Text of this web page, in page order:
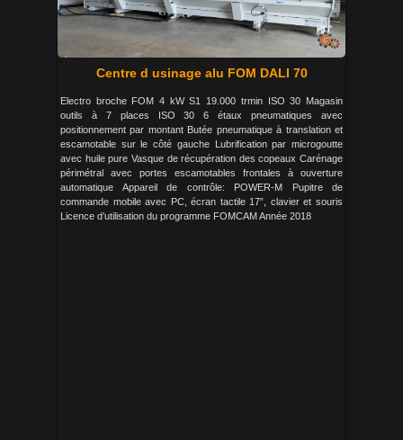
Centre d usinage alu FOM DALI 70
Electro broche FOM 4 kW S1 19.000 trmin ISO 30 Magasin
outils à 7 places ISO 30 6 étaux pneumatiques avec
positionnement par montant Butée pneumatique à translation et
escamotable sur le côté gauche Lubrification par microgoutte
avec huile pure Vasque de récupération des copeaux Carénage
périmétral avec portes escamotables frontales à ouverture
automatique Appareil de contrôle: POWER-M Pupitre de
commande mobile avec PC, écran tactile 17”, clavier et souris
Licence d’utilisation du programme FOMCAM Année 2018